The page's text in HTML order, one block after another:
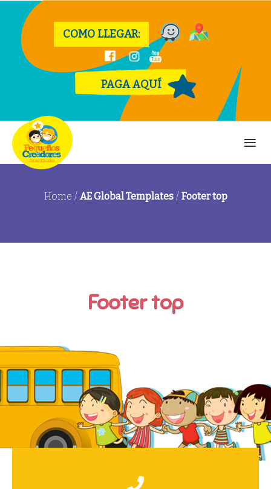
COMO LLEGAR:
PAGA AQUÍ
Home / AE Global Templates / Footer top
Footer top